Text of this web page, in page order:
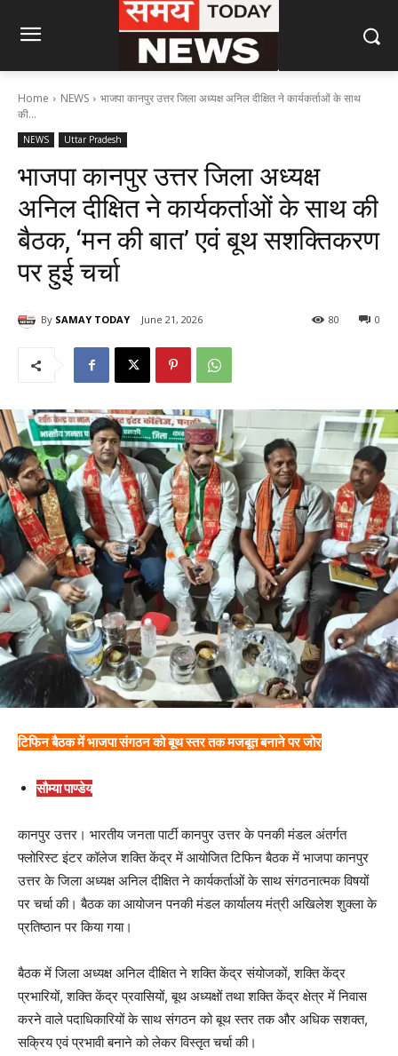
Home NEWS
भाजपा कानपुर उत्तर जिला अध्यक्ष अनिल दीक्षित ने कार्यकर्ताओं के साथ
की...
NEWS Uttar Pradesh
भाजपा कानपुर उत्तर जिला अध्यक्ष
अनिल दीक्षित ने कार्यकर्ताओं के साथ की
बैठक, ‘मन की बात’ एवं बूथ सशक्तिकरण
पर हुई चर्चा
By SAMAY TODAY June 21, 2026 0
80
टिफिन बैठक में भाजपा संगठन को बूथ स्तर तक मजबूत बनाने पर जोर
सौम्या पाण्डेय
कानपुर उत्तर। भारतीय जनता पार्टी कानपुर उत्तर के पनकी मंडल अंतर्गत
फ्लोरिस्ट इंटर कॉलेज शक्ति केंद्र में आयोजित टिफिन बैठक में भाजपा कानपुर
उत्तर के जिला अध्यक्ष अनिल दीक्षित ने कार्यकर्ताओं के साथ संगठनात्मक विषयों
पर चर्चा की। बैठक का आयोजन पनकी मंडल कार्यालय मंत्री अखिलेश शुक्ला के
प्रतिष्ठान पर किया गया।
बैठक में जिला अध्यक्ष अनिल दीक्षित ने शक्ति केंद्र संयोजकों, शक्ति केंद्र
प्रभारियों, शक्ति केंद्र प्रवासियों, बूथ अध्यक्षों तथा शक्ति केंद्र क्षेत्र में निवास
करने वाले पदाधिकारियों के साथ संगठन को बूथ स्तर तक और अधिक सशक्त,
सक्रिय एवं प्रभावी बनाने को लेकर विस्तृत चर्चा की।